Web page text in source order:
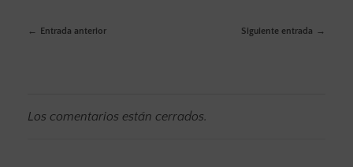
Entrada anterior Siguiente entrada
Los comentarios están cerrados.